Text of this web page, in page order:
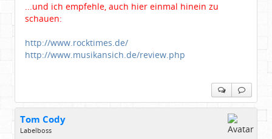
...und ich empfehle, auch hier einmal hinein zu
schauen:
http://www.rocktimes.de/
http://www.musikansich.de/review.php
Tom Cody
Labelboss